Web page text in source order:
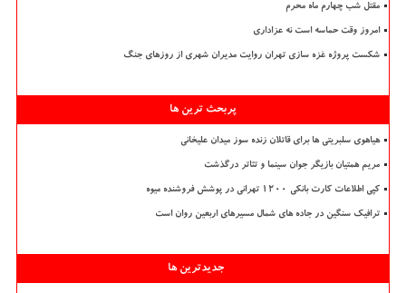
مقتل شب چهارم ماه محرم
امروز وقت حماسه است نه عزاداری
شکست پروژه غزه سازی تهران روایت مدیران شهری از روزهای جنگ
پربحث ترین ها
هیاهوی سلبریتی ها برای قاتلان زنده سوز میدان علیخانی
مریم همتیان بازیگر جوان سینما و تئاتر درگذشت
کپی اطلاعات کارت بانکی ۱۲۰۰ تهرانی در پوشش فروشنده میوه
ترافیک سنگین در جاده های شمال مسیرهای اربعین روان است
جدیدترین ها